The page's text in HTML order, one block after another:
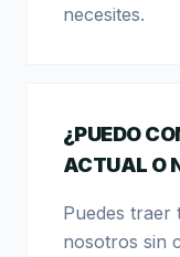
necesites.
¿PUEDO
ACTUAL O
Puedes traer
nosotros sin